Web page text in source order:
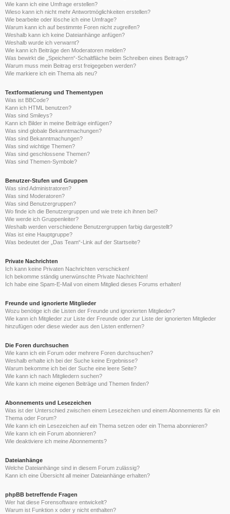
Wie kann ich eine Umfrage erstellen?
Wieso kann ich nicht mehr Antwortmöglichkeiten erstellen?
Wie bearbeite oder lösche ich eine Umfrage?
Warum kann ich auf bestimmte Foren nicht zugreifen?
Weshalb kann ich keine Dateianhänge anfügen?
Weshalb wurde ich verwarnt?
Wie kann ich Beiträge den Moderatoren melden?
Was bewirkt die „Speichern“-Schaltfläche beim Schreiben eines Beitrags?
Warum muss mein Beitrag erst freigegeben werden?
Wie markiere ich ein Thema als neu?
Textformatierung und Thementypen
Was ist BBCode?
Kann ich HTML benutzen?
Was sind Smileys?
Kann ich Bilder in meine Beiträge einfügen?
Was sind globale Bekanntmachungen?
Was sind Bekanntmachungen?
Was sind wichtige Themen?
Was sind geschlossene Themen?
Was sind Themen-Symbole?
Benutzer-Stufen und Gruppen
Was sind Administratoren?
Was sind Moderatoren?
Was sind Benutzergruppen?
Wo finde ich die Benutzergruppen und wie trete ich ihnen bei?
Wie werde ich Gruppenleiter?
Weshalb werden verschiedene Benutzergruppen farbig dargestellt?
Was ist eine Hauptgruppe?
Was bedeutet der „Das Team“-Link auf der Startseite?
Private Nachrichten
Ich kann keine Privaten Nachrichten verschicken!
Ich bekomme ständig unerwünschte Private Nachrichten!
Ich habe eine Spam-E-Mail von einem Mitglied dieses Forums erhalten!
Freunde und ignorierte Mitglieder
Wozu benötige ich die Listen der Freunde und ignorierten Mitglieder?
Wie kann ich Mitglieder zur Liste der Freunde oder zur Liste der ignorierten Mitglieder
hinzufügen oder diese wieder aus den Listen entfernen?
Die Foren durchsuchen
Wie kann ich ein Forum oder mehrere Foren durchsuchen?
Weshalb erhalte ich bei der Suche keine Ergebnisse?
Warum bekomme ich bei der Suche eine leere Seite?
Wie kann ich nach Mitgliedern suchen?
Wie kann ich meine eigenen Beiträge und Themen finden?
Abonnements und Lesezeichen
Was ist der Unterschied zwischen einem Lesezeichen und einem Abonnements für ein
Thema oder Forum?
Wie kann ich ein Lesezeichen auf ein Thema setzen oder ein Thema abonnieren?
Wie kann ich ein Forum abonnieren?
Wie deaktiviere ich meine Abonnements?
Dateianhänge
Welche Dateianhänge sind in diesem Forum zulässig?
Kann ich eine Übersicht all meiner Dateianhänge erhalten?
phpBB betreffende Fragen
Wer hat diese Forensoftware entwickelt?
Warum ist Funktion x oder y nicht enthalten?